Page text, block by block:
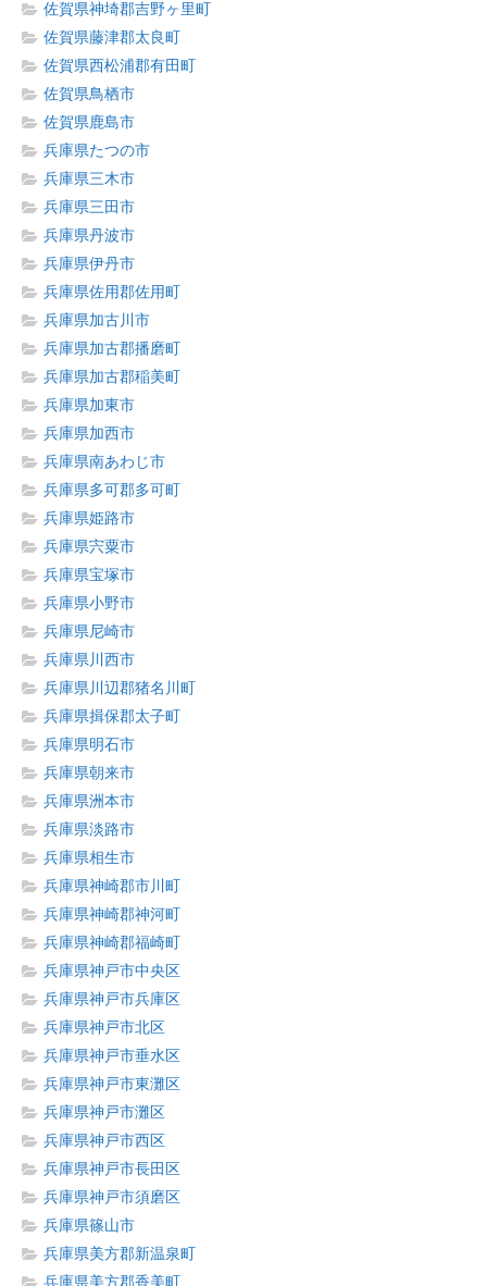
佐賀県神埼郡吉野ヶ里町
佐賀県藤津郡太良町
佐賀県西松浦郡有田町
佐賀県鳥栖市
佐賀県鹿島市
兵庫県たつの市
兵庫県三木市
兵庫県三田市
兵庫県丹波市
兵庫県伊丹市
兵庫県佐用郡佐用町
兵庫県加古川市
兵庫県加古郡播磨町
兵庫県加古郡稲美町
兵庫県加東市
兵庫県加西市
兵庫県南あわじ市
兵庫県多可郡多可町
兵庫県姫路市
兵庫県宍粟市
兵庫県宝塚市
兵庫県小野市
兵庫県尼崎市
兵庫県川西市
兵庫県川辺郡猪名川町
兵庫県揖保郡太子町
兵庫県明石市
兵庫県朝来市
兵庫県洲本市
兵庫県淡路市
兵庫県相生市
兵庫県神崎郡市川町
兵庫県神崎郡神河町
兵庫県神崎郡福崎町
兵庫県神戸市中央区
兵庫県神戸市兵庫区
兵庫県神戸市北区
兵庫県神戸市垂水区
兵庫県神戸市東灘区
兵庫県神戸市灘区
兵庫県神戸市西区
兵庫県神戸市長田区
兵庫県神戸市須磨区
兵庫県篠山市
兵庫県美方郡新温泉町
兵庫県美方郡香美町